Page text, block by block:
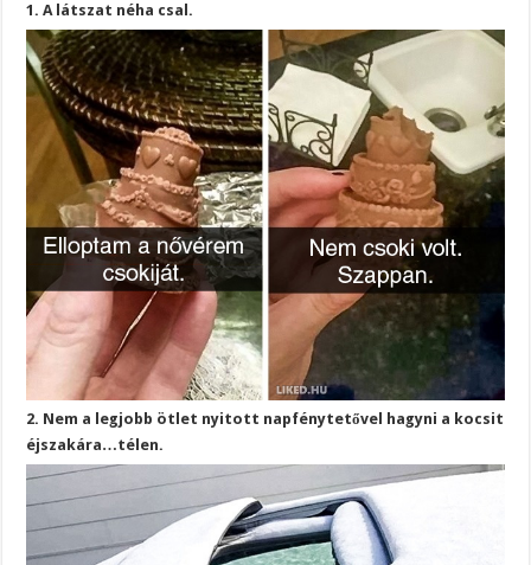
1. A látszat néha csal.
2. Nem a legjobb ötlet nyitott napfénytetővel hagyni a kocsit
éjszakára…télen.